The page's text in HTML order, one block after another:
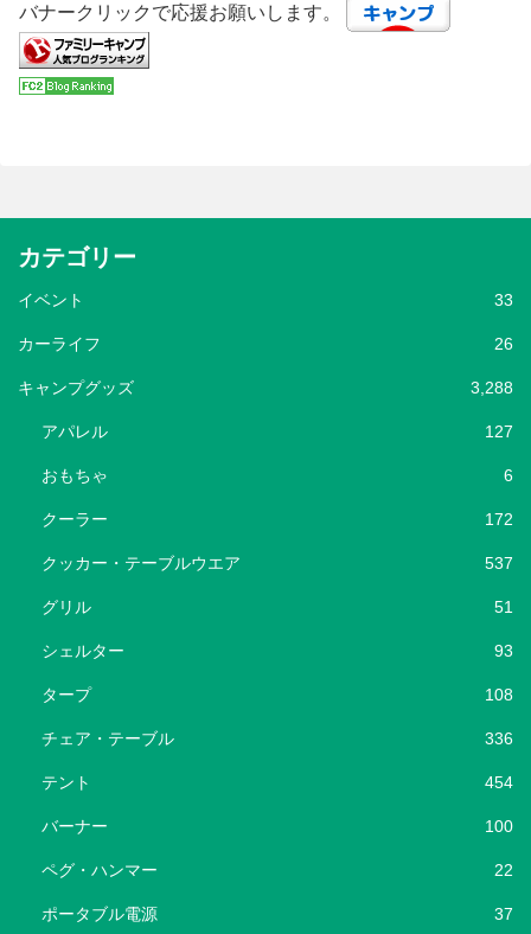
バナークリックで応援お願いします。
カテゴリー
イベント 33
カーライフ 26
キャンプグッズ 3,288
アパレル 127
おもちゃ 6
クーラー 172
クッカー・テーブルウエア 537
グリル 51
シェルター 93
タープ 108
チェア・テーブル 336
テント 454
バーナー 100
ペグ・ハンマー 22
ポータブル電源 37